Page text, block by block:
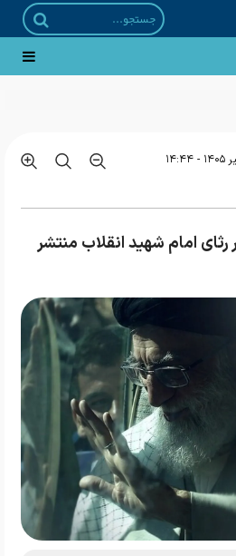
امام شهید انقلاب منتشر